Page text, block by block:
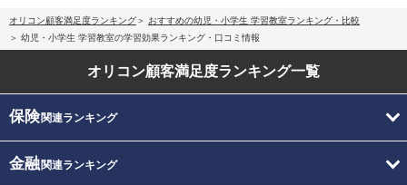
オリコン顧客満足度ランキング
おすすめの幼児・小学生 学習教室ランキング・比較
幼児・小学生 学習教室の学習効果ランキング・口コミ情報
オリコン顧客満足度ランキング一覧
保険関連ランキング
金融関連ランキング